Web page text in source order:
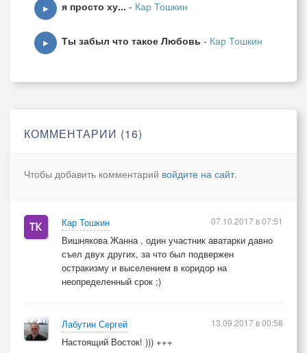
▶ я просто ху... - Кар Тошкин
▶ Ты забыл что такое Любовь - Кар Тошкин
КОММЕНТАРИИ (16)
Чтобы добавить комментарий войдите на сайт.
Кар Тошкин
Вишнякова Жанна , один участник аватарки давно
съел двух других, за что был подвержен
остракизму и выселением в коридор на
неопределенный срок ;)
07.10.2017 в 07:51
Лабутин Сергей
Настоящий Восток! ))) +++
13.09.2017 в 00:58